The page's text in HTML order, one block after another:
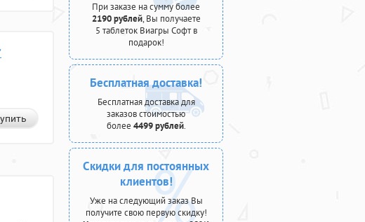
При заказе на сумму более
2190 рублей, Вы получаете
5 таблеток Виагры Софт в
подарок!
Бесплатная доставка!
Бесплатная доставка для
заказов стоимостью
более 4499 рублей.
Скидки для постоянных
клиентов!
Уже на следующий заказ Вы
получите свою первую скидку!